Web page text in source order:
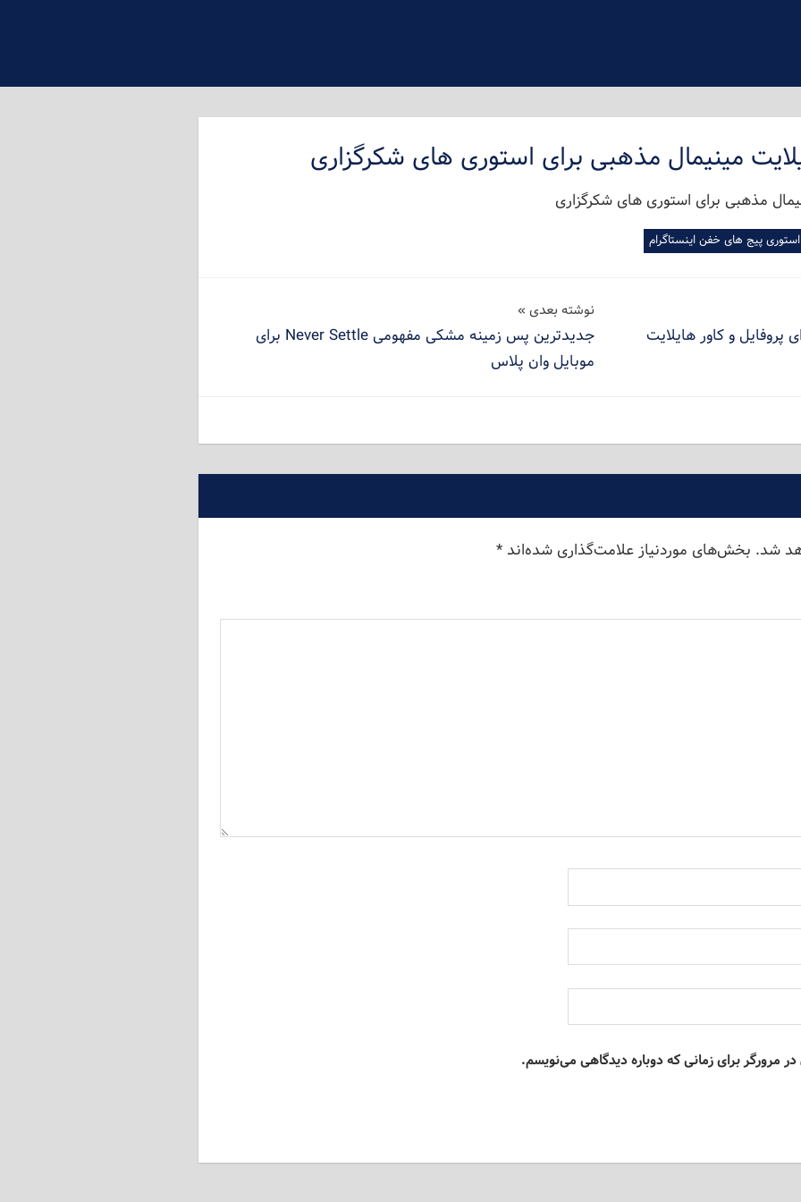
مینیمال مذهبی برای استوری های شکرگزاری
و کاور هایلایت
نوشته بعدی
جدیدترین پس زمینه مشکی مفهومی Never Settle برای
موبایل وان پلاس
شد. بخش‌های موردنیاز علامت‌گذاری شده‌اند *
مرورگر برای زمانی که دوباره دیدگاهی می‌نویسم.